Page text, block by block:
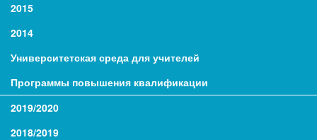
2015
2014
Университетская среда для учителей
Программы повышения квалификации
2019/2020
2018/2019